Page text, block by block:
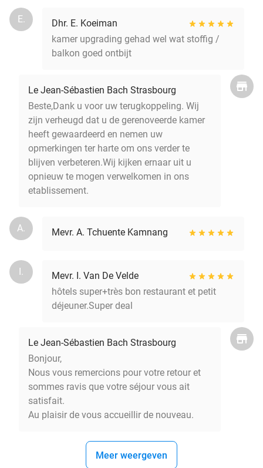
E.
Dhr. E. Koeiman
kamer upgrading gehad wel wat stoffig /
balkon goed ontbijt
Le Jean-Sébastien Bach Strasbourg
Beste,Dank u voor uw terugkoppeling. Wij
zijn verheugd dat u de gerenoveerde kamer
heeft gewaardeerd en nemen uw
opmerkingen ter harte om ons verder te
blijven verbeteren.Wij kijken ernaar uit u
opnieuw te mogen verwelkomen in ons
etablissement.
A. Mevr. A. Tchuente Kamnang
I.
Mevr. I. Van De Velde
hôtels super+très bon restaurant et petit
déjeuner.Super deal
Le Jean-Sébastien Bach Strasbourg
Bonjour,
Nous vous remercions pour votre retour et
sommes ravis que votre séjour vous ait
satisfait.
Au plaisir de vous accueillir de nouveau.
Meer weergeven